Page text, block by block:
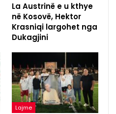
La Austrinë e u kthye
në Kosovë, Hektor
Krasniqi largohet nga
Dukagjini
Lajme